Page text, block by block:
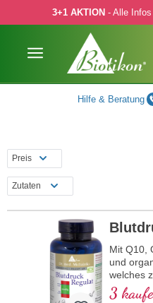
Hauptinhalt springen
Zur Suche springen
Zur Hauptnavigation springen
3+1 AKTION - Alle
Hilfe & Beratung
Preis
Zutaten
Mit Q10,
und
welches
3